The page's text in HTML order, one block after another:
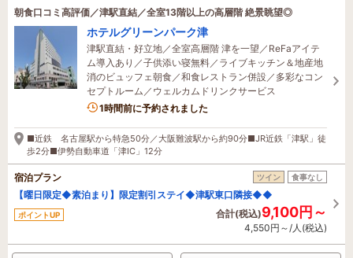
朝食口コミ高評価／津駅直結／全室13階以上の高層階 絶景眺望◎
ホテルグリーンパーク津
津駅直結・好立地／全室高層階 津を一望／ReFaアイテ
ム導入あり／子供添い寝無料／ライブキッチン＆地産地
消のビュッフェ朝食／和食レストラン併設／多彩なコン
セプトルーム／ウェルカムドリンクサービス
1時間前に予約されました
■近鉄 名古屋駅から特急50分／大阪難波駅から約90分■JR近鉄「津駅」徒
歩2分■伊勢自動車道「津IC」12分
宿泊プラン ツイン 食事なし
【曜日限定◆素泊まり】限定割引ステイ◆津駅東口隣接◆◆
ポイントUP 合計(税込)9,100円～
4,550円～/人(税込)